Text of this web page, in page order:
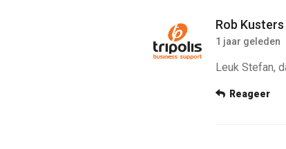
Rob Kusters
1 jaar geleden
Leuk Stefan,
Reageer